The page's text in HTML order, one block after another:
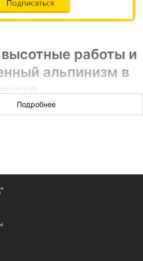
выполнения работ:
работы и
альпинизм в
по высотным работам
Подробнее